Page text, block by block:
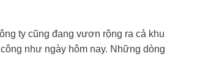
ty cũng đang vươn rộng ra cả khu
như ngày hôm nay. Những dòng